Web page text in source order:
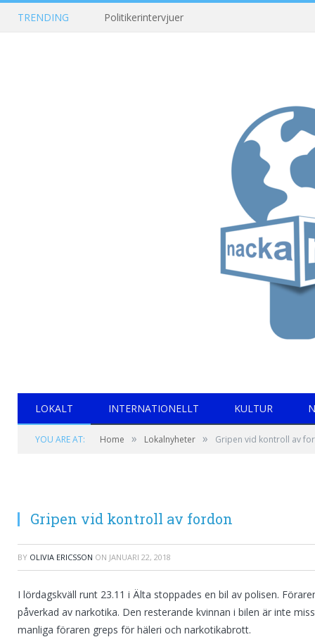
TRENDING Politikerintervjuer
LOKALT INTERNATIONELLT KULTUR
YOU ARE AT: Home » Lokalnyheter » Gripen vid kontroll av
Gripen vid kontroll av fordon
BY OLIVIA ERICSSON ON JANUARI 22, 2018
I lördagskväll runt 23.11 i Älta stoppades en bil av polisen.
påverkad av narkotika. Den resterande kvinnan i bilen är inte
manliga föraren greps för häleri och narkotikabrott.